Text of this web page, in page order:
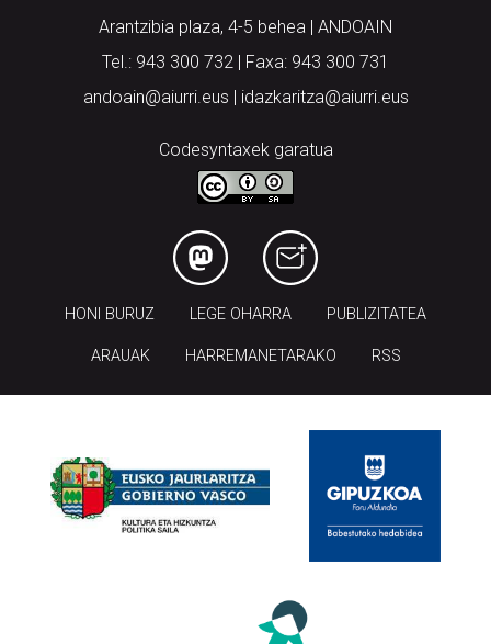
Arantzibia plaza, 4-5 behea | ANDOAIN
Tel.: 943 300 732 | Faxa: 943 300 731
andoain@aiurri.eus | idazkaritza@aiurri.eus
Codesyntaxek garatua
HONI BURUZ LEGE OHARRA PUBLIZITATEA
ARAUAK HARREMANETARAKO RSS